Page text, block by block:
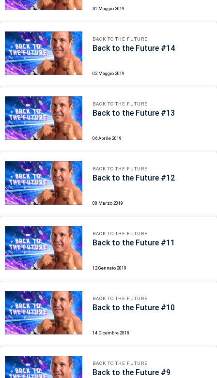
31 Maggio 2019
BACK TO THE FUTURE
Back to the Future #14
02 Maggio 2019
BACK TO THE FUTURE
Back to the Future #13
06 Aprile 2019
BACK TO THE FUTURE
Back to the Future #12
08 Marzo 2019
BACK TO THE FUTURE
Back to the Future #11
12 Gennaio 2019
BACK TO THE FUTURE
Back to the Future #10
14 Dicembre 2018
BACK TO THE FUTURE
Back to the Future #9